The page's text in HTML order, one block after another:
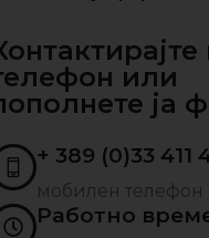
или
ја
+ 389 (0)33 411
мобилен телефон
Работно